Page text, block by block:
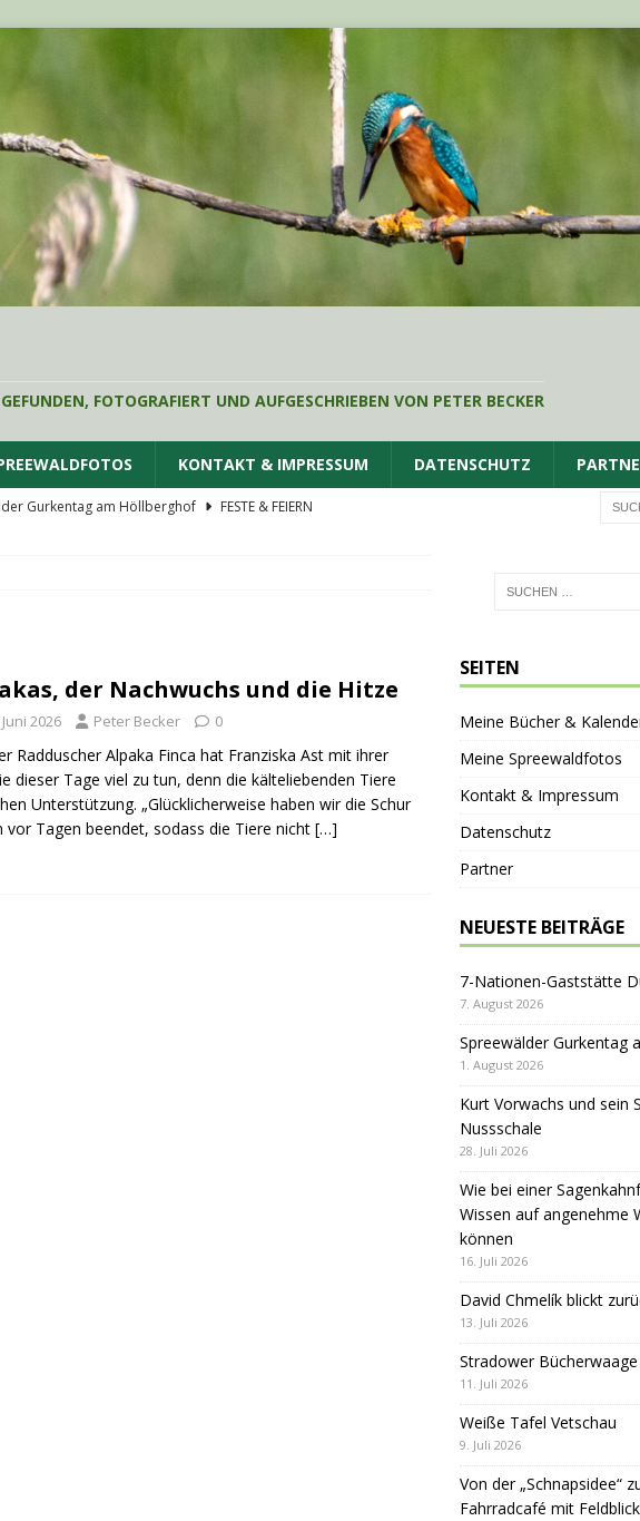
FOTOGRAFIERT UND AUFGESCHRIEBEN VON PETER BECKER
KONTAKT & IMPRESSUM DATENSCHUTZ
Gurkentag am Höllberghof
FESTE & FEIERN
Sagenkahnfahrt Unterhaltung und Wissen auf angenehme Weise
Gaststätte Dubkowmühle SPREEWALDTOURISMUS
der Nachwuchs und die Hitze
2026 Peter Becker 0
Radduscher Alpaka Finca hat Franziska Ast mit ihrer
dieser Tage viel zu tun, denn die kälteliebenden Tiere
Unterstützung. „Glücklicherweise haben wir die Schur
vor Tagen beendet, sodass die Tiere nicht […]
SEITEN
Meine Bücher &
Meine Spreewaldfotos
Kontakt & Impressum
Datenschutz
Partner
NEUESTE BEITRÄGE
7-Nationen-Gaststätte
7. August 2026
Spreewälder Gurkentag
1. August 2026
Kurt Vorwachs und sein
Nussschale
28. Juli 2026
Wie bei einer
Wissen auf angenehme
können
16. Juli 2026
David Chmelík blickt
13. Juli 2026
Stradower Bücherwaage
11. Juli 2026
Weiße Tafel Vetschau
9. Juli 2026
Von der „Schnapsidee“
Fahrradcafé mit Feldblick